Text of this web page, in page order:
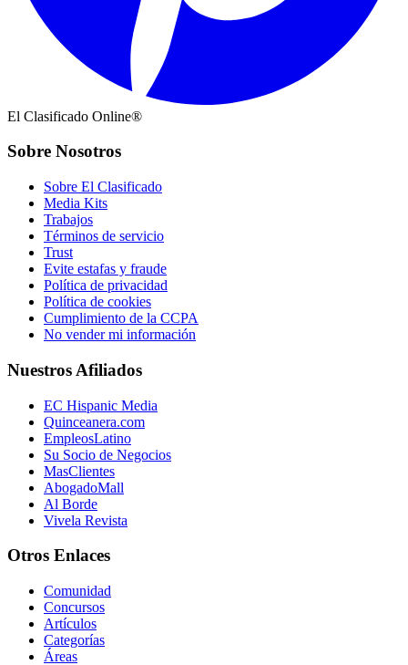
El Clasificado Online®
Sobre Nosotros
Sobre El Clasificado
Media Kits
Trabajos
Términos de servicio
Trust
Evite estafas y fraude
Política de privacidad
Política de cookies
Cumplimiento de la CCPA
No vender mi información
Nuestros Afiliados
EC Hispanic Media
Quinceanera.com
EmpleosLatino
Su Socio de Negocios
MasClientes
AbogadoMall
Al Borde
Vivela Revista
Otros Enlaces
Comunidad
Concursos
Artículos
Categorías
Áreas